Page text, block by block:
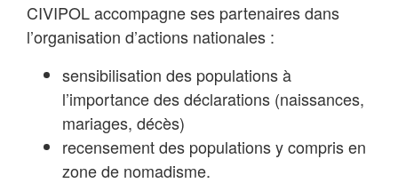
CIVIPOL accompagne ses partenaires dans
l’organisation d’actions nationales :
sensibilisation des populations à
l’importance des déclarations (naissances,
mariages, décès)
recensement des populations y compris en
zone de nomadisme.